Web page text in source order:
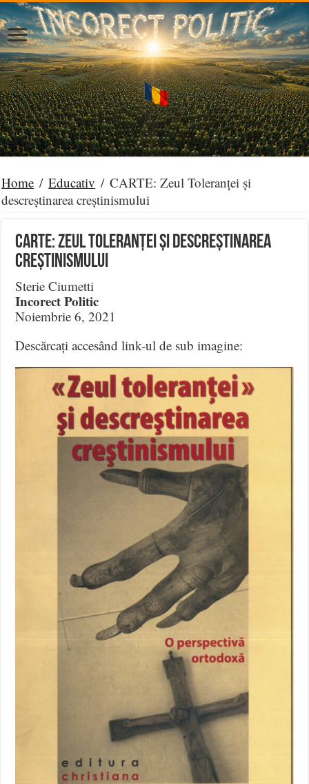
Home / Educativ / CARTE: Zeul Toleranței și
descreștinarea creștinismului
CARTE: Zeul Toleranței și descreștinarea
creștinismului
Sterie Ciumetti
Incorect Politic
Noiembrie 6, 2021
Descărcați accesând link-ul de sub imagine: